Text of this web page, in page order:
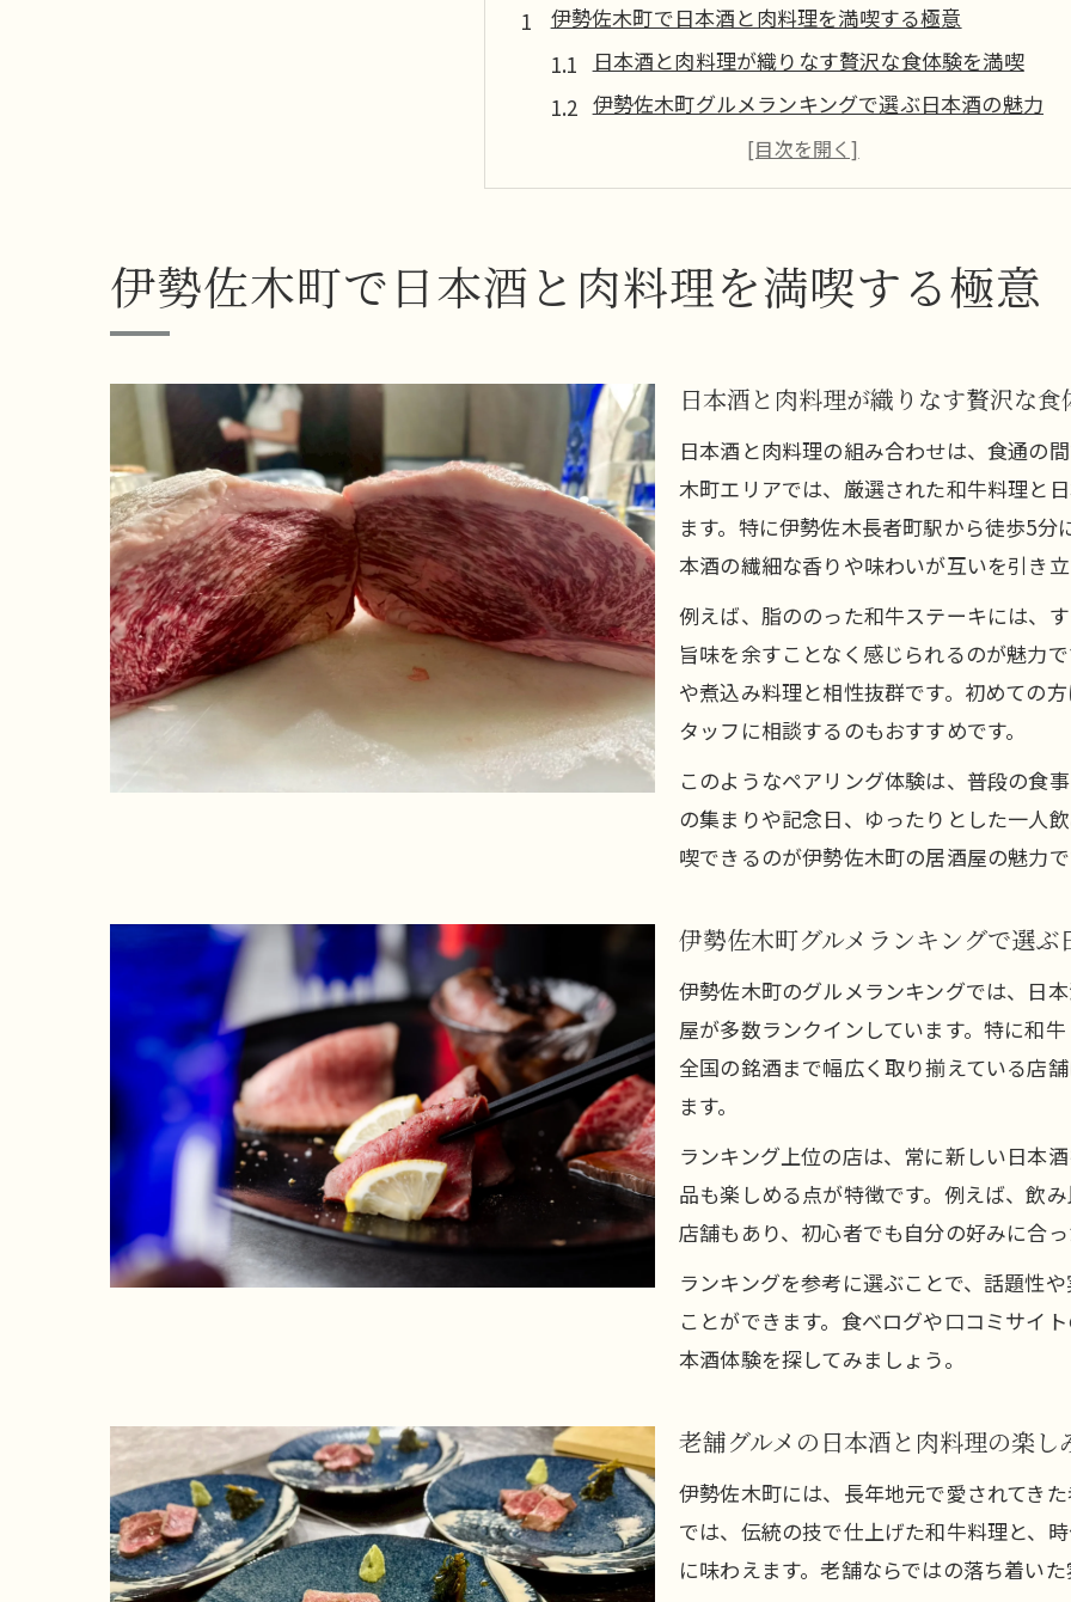
伊勢佐木町で日本酒と肉料理を満喫する極意
日本酒と肉料理が織りなす贅沢な食体験を満喫
伊勢佐木町グルメランキングで選ぶ日本酒の魅力
老舗グルメの日本酒と肉料理の楽しみ方
日本酒と肉料理で食べ歩きをさらに充実させるコツ
和牛と日本酒の相性を楽しむ伊勢佐木町の魅力
和牛と日本酒のペアリングで味わう至福の時間
日本酒が引き立てる和牛肉料理の魅力を発見
伊勢佐木町食べ歩きで見つける日本酒の美味しさ
人気居酒屋で楽しむ和牛と日本酒の絶妙な組み合わ
本格肉料理に合う日本酒の選び方を徹底解説
本格肉料理と日本酒の選び方のコツを伝授
伊勢佐木町で人気の日本酒ペアリング術
肉料理に合わせたい日本酒の特徴と選定基準
日本酒と肉料理で味わう食べ歩きの新提案
食通も納得の日本酒と肉料理の選び方
落ち着いた食空間で日本酒体験を深める方法
落ち着いた空間で日本酒と肉料理を楽しむ極意
伊勢佐木町で日本酒体験を充実させる店選び
日本酒と肉料理を堪能できる個室居酒屋の魅力
静かな雰囲気で日本酒の味わいを深める工夫
伊勢佐木町グルメ探しで見逃せない日本酒時間
伊勢佐木町グルメと日本酒で満たされる至福の瞬間
ランキング常連の居酒屋で日本酒の奥深さを体感
食べログで注目の日本酒と肉料理を徹底比較
日本酒と相性抜群の肉料理を探す楽しみ方
自分好みの日本酒と肉料理に出会うヒント
自分好みの日本酒と肉料理を見つけるコツ
グルメランキングから探す日本酒の選び方
日本酒と肉料理で叶える理想の食事シーン
食べ歩きで出会う日本酒と肉料理の魅力
伊勢佐木町で日本酒と肉料理を満喫する極意
日本酒と肉料理が織りなす贅沢な食
日本酒と肉料理の組み合わせは、食通の
木町エリアでは、厳選された和牛料理と
ます。特に伊勢佐木長者町駅から徒歩5
本酒の繊細な香りや味わいが互いを引き立
例えば、脂ののった和牛ステーキには、
旨味を余すことなく感じられるのが魅力
や煮込み料理と相性抜群です。初めての
タッフに相談するのもおすすめです。
このようなペアリング体験は、普段の食
の集まりや記念日、ゆったりとした一人
喫できるのが伊勢佐木町の居酒屋の魅力で
伊勢佐木町グルメランキングで選ぶ
伊勢佐木町のグルメランキングでは、日
屋が多数ランクインしています。特に和
全国の銘酒まで幅広く取り揃えている店
ます。
ランキング上位の店は、常に新しい日本
品も楽しめる点が特徴です。例えば、飲
店舗もあり、初心者でも自分の好みに合
ランキングを参考に選ぶことで、話題性
ことができます。食べログや口コミサイ
本酒体験を探してみましょう。
老舗グルメの日本酒と肉料理の楽し
伊勢佐木町には、長年地元で愛されてき
では、伝統の技で仕上げた和牛料理と、
に味わえます。老舗ならではの落ち着い
お問い合わせはこちら
お問い合わせはこちら